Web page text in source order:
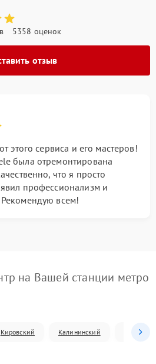
5358 оценок
отзыв
этого сервиса и его мастеров!
была отремонтирована
что я просто
профессионализм и
всем!
на Вашей станции метро
Кировский Калининский